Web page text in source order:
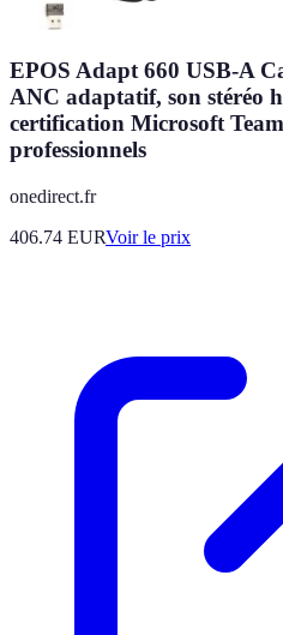
EPOS Adapt 660 USB-A
ANC adaptatif, son stéréo
certification Microsoft
professionnels
onedirect.fr
406.74 EURVoir le prix